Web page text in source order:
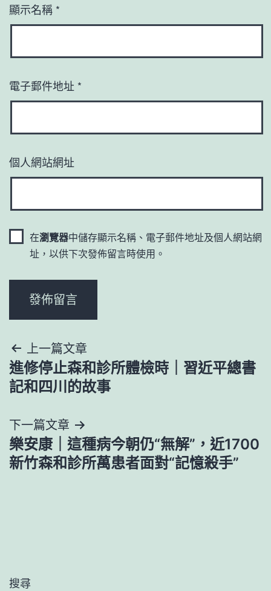
顯示名稱 *
電子郵件地址 *
個人網站網址
在瀏覽器中儲存顯示名稱、電子郵件地址及個人網站網
址，以供下次發佈留言時使用。
文
章
覽
上一篇文章
進修停止森和診所體檢時｜習近平總書
記和四川的故事
下一篇文章
樂安康｜這種病今朝仍“無解”，近1700
新竹森和診所萬患者面對“記憶殺手”
搜尋